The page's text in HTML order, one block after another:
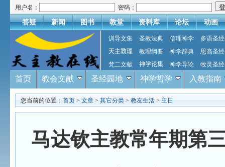
用户名： 密码：
答疑 新闻 图书 教堂 资料库 论坛 动画
训导文集 圣教法典 信理神学
多语圣经
天主教理
教理纲要 神学辞典
思高圣经
梵二文献
神学论集 神学导论 牧灵圣经
首页 教会文献 圣经园地 神学哲学 入教指南
您当前的位置： 首页 > 文章 > 其它分类 > 教友生活 > 主日
马达钦主教常年期第